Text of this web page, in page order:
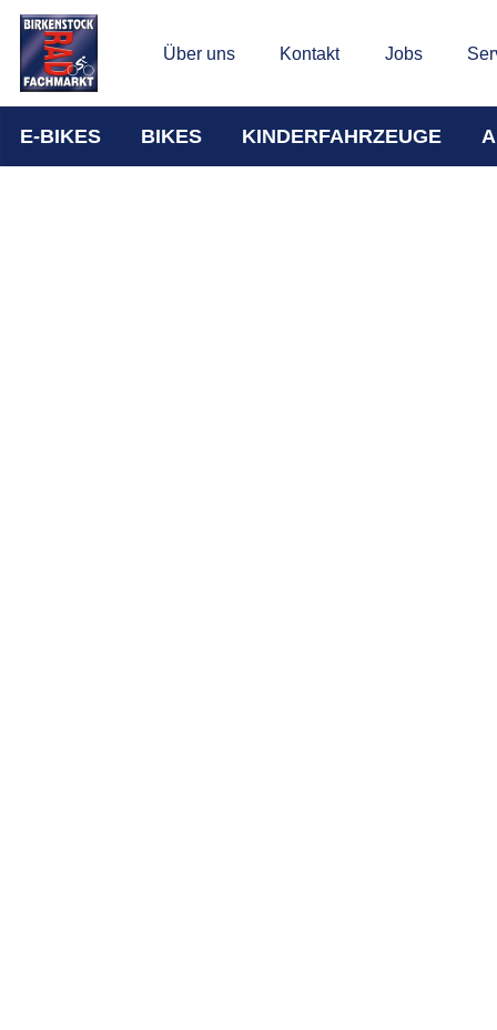
Über uns Kontakt Jobs
E-BIKES BIKES KINDERFAHRZEUGE